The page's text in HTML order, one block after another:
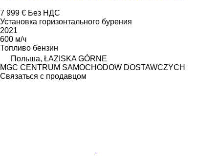
7 999 € Без НДС
Установка горизонтального бурения
2021
600 м/ч
Топливо бензин
Польша, ŁAZISKA GÓRNE
MGC CENTRUM SAMOCHODOW DOSTAWCZYCH
Связаться с продавцом